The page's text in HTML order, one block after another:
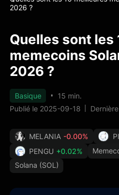
2026 ?
Quelles sont les
memecoins
2026 ?
Basique
15 min.
Publié le 2025-09-18
MELANIA -0.00%
PENGU +0.02%
Solana (SOL)